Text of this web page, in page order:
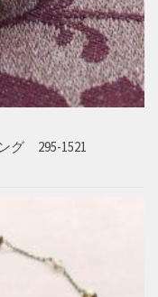
グ 295-1521